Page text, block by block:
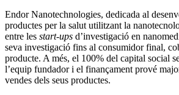
Endor Nanotechnologies, dedicada al
productes per la salut utilitzant la
entre les start-ups d’investigació en
seva investigació fins al consumidor final,
producte. A més, el 100% del capital social
l’equip fundador i el finançament prové
vendes dels seus productes.